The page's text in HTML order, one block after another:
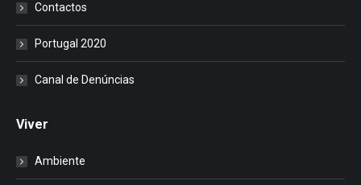
Contactos
Portugal 2020
Canal de Denúncias
Viver
Ambiente